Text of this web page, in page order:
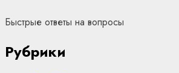
Быстрые ответы на вопросы
Рубрики